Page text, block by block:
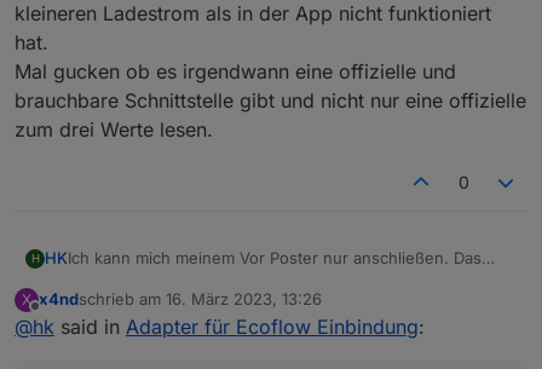
kleineren Ladestrom als in der App nicht funktioniert
hat.
Mal gucken ob es irgendwann eine offizielle und
brauchbare Schnittstelle gibt und nicht nur eine offizielle
zum drei Werte lesen.
0
H HKIch kann mich meinem Vor Poster nur anschließen. Das
Username und Password"
Und ich wollte mir schon weitere Geräte anschaffen.
X
Offline
x4ndschrieb am 16. März 2023, 13:26
zuletzt editiert von
@hk said in Adapter für Ecoflow Einbindung: